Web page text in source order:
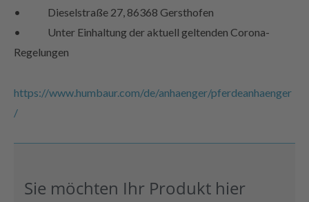
• Dieselstraße 27, 86368 Gersthofen
• Unter Einhaltung der aktuell geltenden Corona-
Regelungen
https://www.humbaur.com/de/anhaenger/pferdeanhaenger
/
Sie möchten Ihr Produkt hier